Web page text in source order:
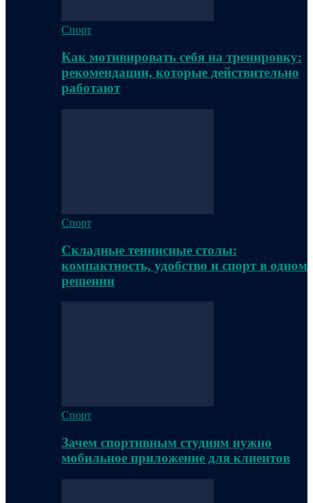
Спорт
Как мотивировать себя на тренировку:
рекомендации, которые действительно
работают
Спорт
Складные теннисные столы:
компактность, удобство и спорт в одном
решении
Спорт
Зачем спортивным студиям нужно
мобильное приложение для клиентов